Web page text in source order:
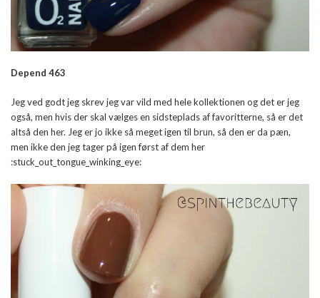
Depend 463
Jeg ved godt jeg skrev jeg var vild med hele kollektionen og det er jeg
også, men hvis der skal vælges en sidsteplads af favoritterne, så er det
altså den her. Jeg er jo ikke så meget igen til brun, så den er da pæn,
men ikke den jeg tager på igen først af dem her
:stuck_out_tongue_winking_eye: